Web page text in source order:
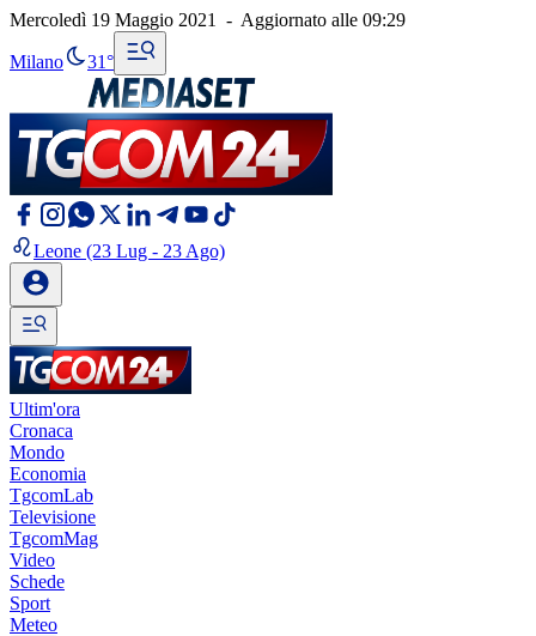
Mercoledì 19 Maggio 2021 - Aggiornato alle 09:29
Milano 31°
Leone (23 Lug - 23 Ago)
Ultim'ora
Cronaca
Mondo
Economia
TgcomLab
Televisione
TgcomMag
Video
Schede
Sport
Meteo